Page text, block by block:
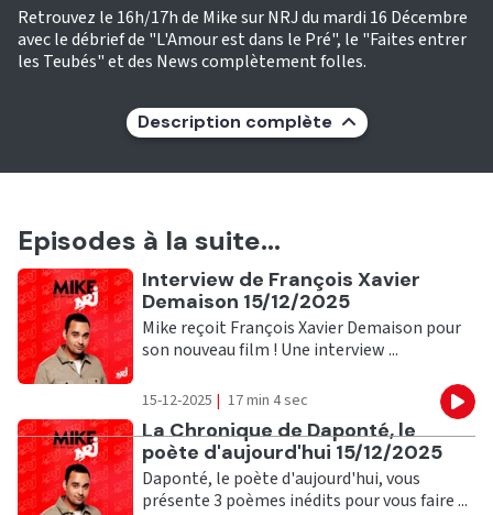
Retrouvez le 16h/17h de Mike sur NRJ du mardi 16 Décembre
avec le débrief de "L'Amour est dans le Pré", le "Faites entrer
les Teubés" et des News complètement folles.
Description complète
Episodes à la suite...
Ecouter
Interview de François Xavier
Demaison 15/12/2025
Mike reçoit François Xavier Demaison pour
son nouveau film ! Une interview ...
15-12-2025 | 17 min 4 sec
Ecouter
La Chronique de Daponté, le
poète d'aujourd'hui 15/12/2025
Daponté, le poète d'aujourd'hui, vous
présente 3 poèmes inédits pour vous faire ...